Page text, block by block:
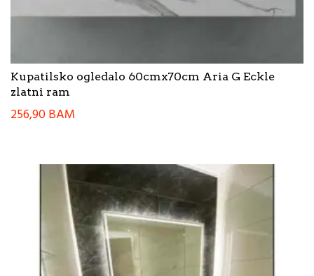
Kupatilsko ogledalo 60cmx70cm Aria G Eckle
zlatni ram
256,90BAM